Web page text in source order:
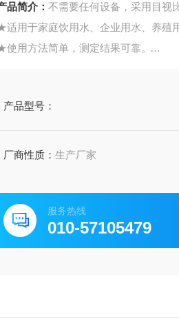
品简介：不需要任何设备，采用目视
适用于家庭饮用水、企业用水、养殖
使用方法简单，测定结果可靠。
检测分析费用低。
产品型号：
厂商性质：生产厂家
服务热线
010-57105479